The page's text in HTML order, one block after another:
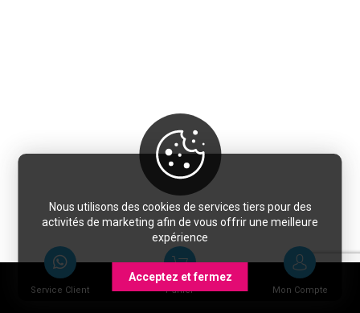
Service Client Panier Mon Compte
Nous utilisons des cookies de services tiers pour des
activités de marketing afin de vous offrir une meilleure
expérience
Acceptez et fermez